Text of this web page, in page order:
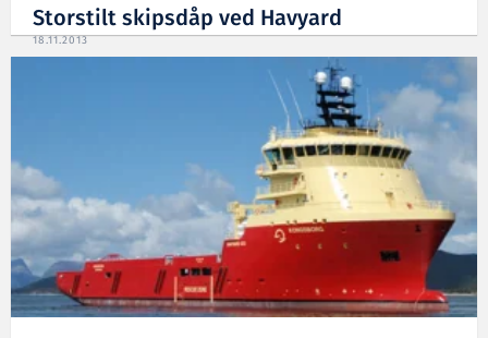
Storstilt skipsdåp ved Havyard
18.11.2013